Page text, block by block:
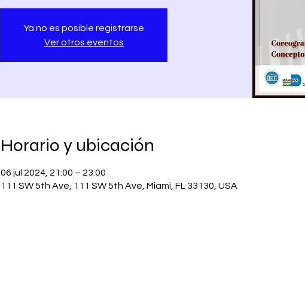
Ya no es posible registrarse
Ver otros eventos
Horario y ubicación
06 jul 2024, 21:00 – 23:00
111 SW 5th Ave, 111 SW 5th Ave, Miami, FL 33130, USA